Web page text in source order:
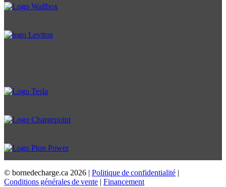
© bornedecharge.ca 2026 | Politique de confidentialité |
Conditions générales de vente | Financement